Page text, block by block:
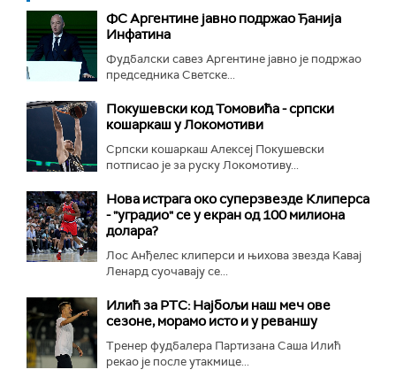
ФС Аргентине јавно подржао Ђанија
Инфатина
Фудбалски савез Аргентине јавно је подржао
председника Светске...
Покушевски код Томовића - српски
кошаркаш у Локомотиви
Српски кошаркаш Алексеј Покушевски
потписао је за руску Локомотиву...
Нова истрага око суперзвезде Клиперса
- "уградио" се у екран од 100 милиона
долара?
Лос Анђелес клиперси и њихова звезда Кавај
Ленард суочавају се...
Илић за РТС: Најбољи наш меч ове
сезоне, морамо исто и у реваншу
Тренер фудбалера Партизана Саша Илић
рекао је после утакмице...